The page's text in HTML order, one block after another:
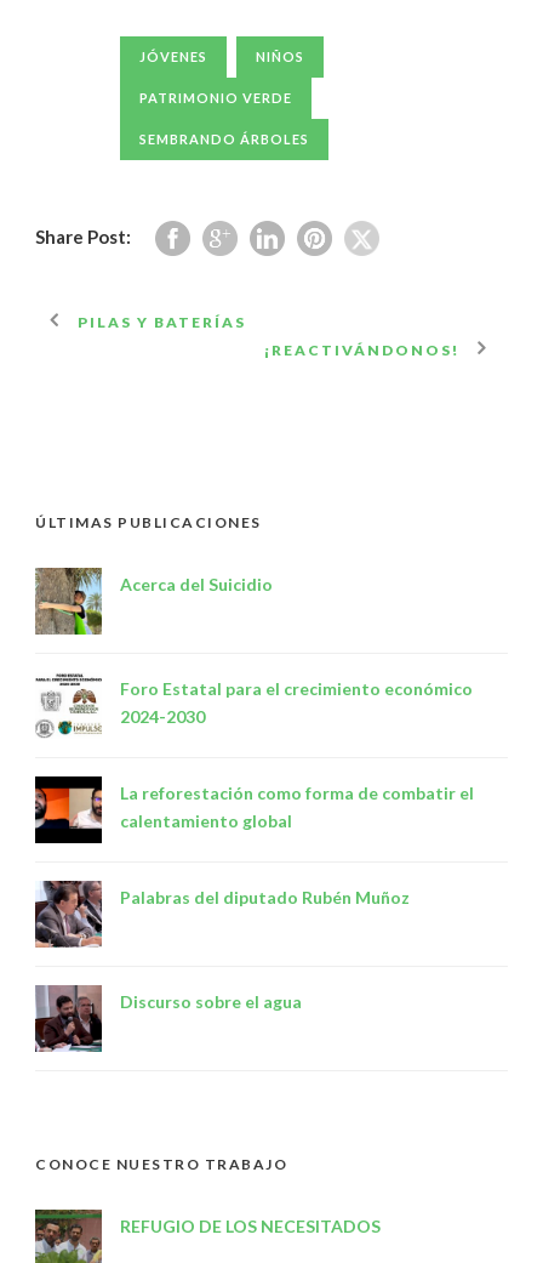
JÓVENES NIÑOS
PATRIMONIO VERDE
SEMBRANDO ÁRBOLES
Share Post:
PILAS Y BATERÍAS
¡REACTIVÁNDONOS!
ÚLTIMAS PUBLICACIONES
Acerca del Suicidio
Foro Estatal para el crecimiento económico
2024-2030
La reforestación como forma de combatir el
calentamiento global
Palabras del diputado Rubén Muñoz
Discurso sobre el agua
CONOCE NUESTRO TRABAJO
REFUGIO DE LOS NECESITADOS